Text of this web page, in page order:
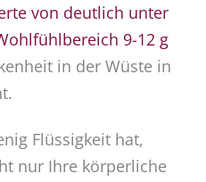
von deutlich unter
9-12 g
in der Wüste in
Flüssigkeit hat,
nur Ihre körperliche